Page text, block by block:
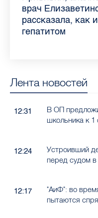
самых
Ленобласти во II
врач
рассказала, как
гепатитом
педиатра для
где самый
конкурс
воспаления
рассказала о
работающих
Елизаветинской
главные
какие напитки
в жару
Лента новостей
12:31
В ОП
школьника к 1
12:24
Устроивший
перед судом в
12:17
"АиФ": во
пытаются